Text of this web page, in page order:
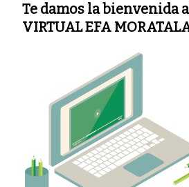
Te damos la bienvenida
VIRTUALEFA